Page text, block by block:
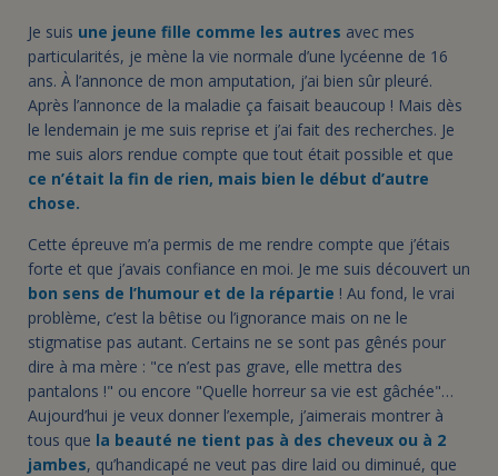
Je suis une jeune fille comme les autres avec mes
particularités, je mène la vie normale d’une lycéenne de 16
ans. À l’annonce de mon amputation, j’ai bien sûr pleuré.
Après l’annonce de la maladie ça faisait beaucoup ! Mais dès
le lendemain je me suis reprise et j’ai fait des recherches. Je
me suis alors rendue compte que tout était possible et que
ce n’était la fin de rien, mais bien le début d’autre
chose.
Cette épreuve m’a permis de me rendre compte que j’étais
forte et que j’avais confiance en moi. Je me suis découvert un
bon sens de l’humour et de la répartie ! Au fond, le vrai
problème, c’est la bêtise ou l’ignorance mais on ne le
stigmatise pas autant. Certains ne se sont pas gênés pour
dire à ma mère : "ce n’est pas grave, elle mettra des
pantalons !" ou encore "Quelle horreur sa vie est gâchée"…
Aujourd’hui je veux donner l’exemple, j’aimerais montrer à
tous que la beauté ne tient pas à des cheveux ou à 2
jambes, qu’handicapé ne veut pas dire laid ou diminué, que